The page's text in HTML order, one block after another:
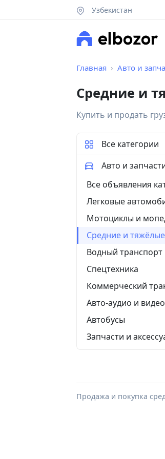
Узбекистан
Главная Авто и
Средние и
Купить и продать
Все категории
Авто и
Все объявления
Легковые
Мотоциклы и
Средние и
Водный транспорт
Спецтехника
Коммерческий
Авто-аудио и видео
Автобусы
Запчасти и
Продажа и покупка